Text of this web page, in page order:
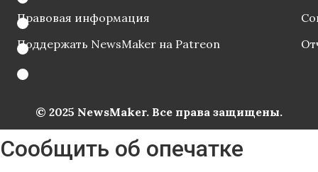
Правовая информация
Поддержать NewsMaker на Patreon
© 2025 NewsMaker. Все права защищены.
Сообщить об опечатке